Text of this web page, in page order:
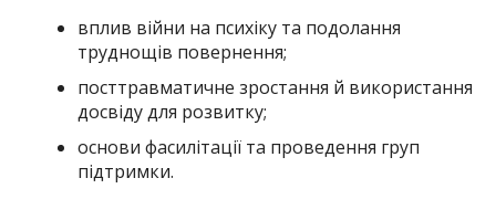
вплив війни на психіку та подолання
труднощів повернення;
посттравматичне зростання й використання
досвіду для розвитку;
основи фасилітації та проведення груп
підтримки.